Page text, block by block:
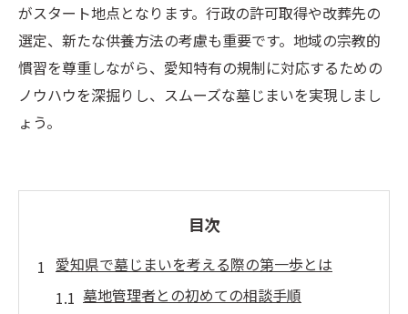
がスタート地点となります。行政の許可取得や改葬先の
選定、新たな供養方法の考慮も重要です。地域の宗教的
慣習を尊重しながら、愛知特有の規制に対応するための
ノウハウを深掘りし、スムーズな墓じまいを実現しまし
ょう。
目次
愛知県で墓じまいを考える際の第一歩とは
墓地管理者との初めての相談手順